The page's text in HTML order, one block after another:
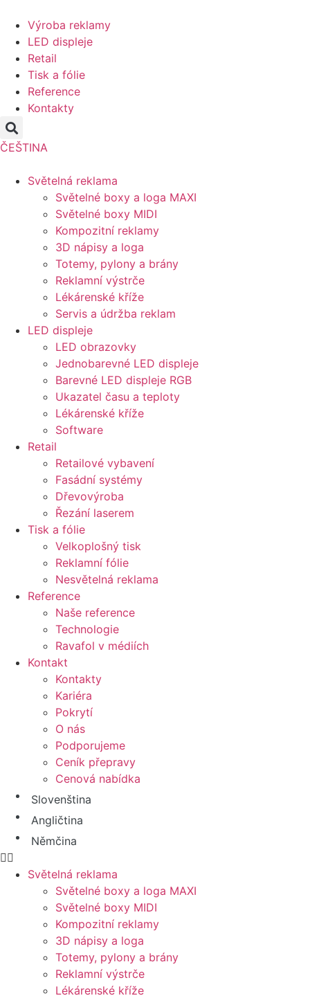
obsahu
Výroba reklamy
LED displeje
Retail
Tisk a fólie
Reference
Kontakty
ČEŠTINA
Světelná reklama
Světelné boxy a loga MAXI
Světelné boxy MIDI
Kompozitní reklamy
3D nápisy a loga
Totemy, pylony a brány
Reklamní výstrče
Lékárenské kříže
Servis a údržba reklam
LED displeje
LED obrazovky
Jednobarevné LED displeje
Barevné LED displeje RGB
Ukazatel času a teploty
Lékárenské kříže
Software
Retail
Retailové vybavení
Fasádní systémy
Dřevovýroba
Řezání laserem
Tisk a fólie
Velkoplošný tisk
Reklamní fólie
Nesvětelná reklama
Reference
Naše reference
Technologie
Ravafol v médiích
Kontakt
Kontakty
Kariéra
Pokrytí
O nás
Podporujeme
Ceník přepravy
Cenová nabídka
Slovenština
Angličtina
Němčina
Světelná reklama
Světelné boxy a loga MAXI
Světelné boxy MIDI
Kompozitní reklamy
3D nápisy a loga
Totemy, pylony a brány
Reklamní výstrče
Lékárenské kříže